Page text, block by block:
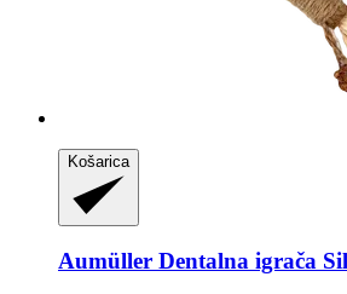
Košarica
Aumüller Dentalna igrača